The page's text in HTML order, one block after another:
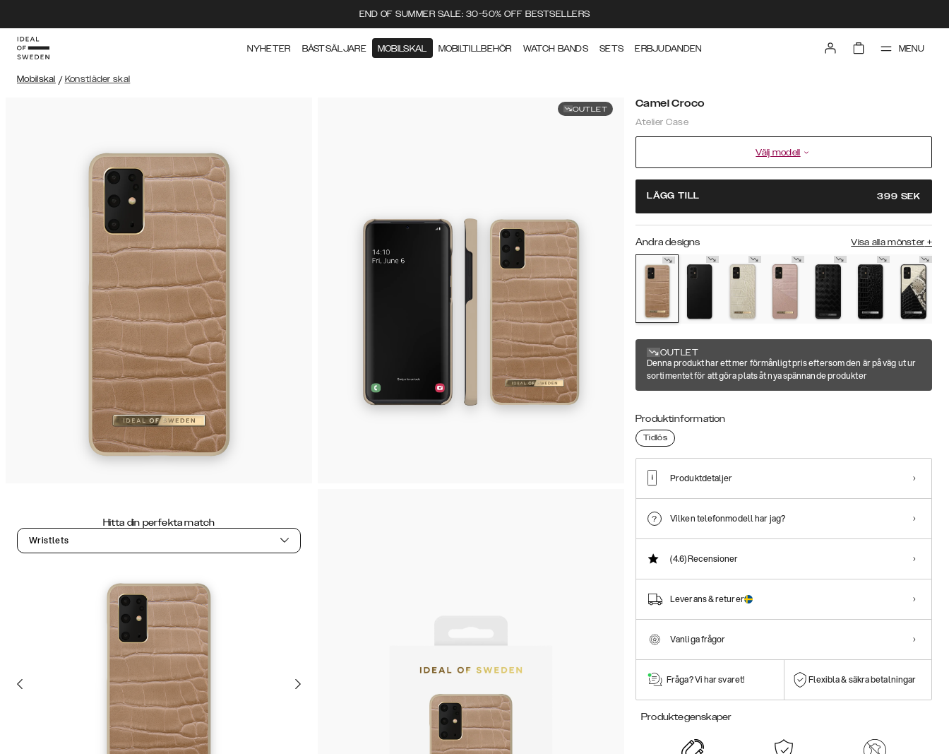
END OF SUMMER SALE: 30-50% OFF BESTSELLERS
NYHETER BÄSTSÄLJARE MOBILSKAL MOBILTILLBEHÖR WATCH BANDS SETS ERBJUDANDEN MENU
Mobilskal / Konstläder skal
OUTLET
Hitta din perfekta match
Wristlets
Camel Croco
Atelier Case
Välj modell
LÄGG TILL 399 SEK
Andra designs Visa alla mönster +
OUTLET
Denna produkt har ett mer förmånligt pris eftersom den är på väg ut ur
sortimentet för att göra plats åt nya spännande produkter
Produktinformation
Tidlös
Produktdetaljer
Vilken telefonmodell har jag?
(4.6)Recensioner
Leverans & returer
Vanliga frågor
Fråga? Vi har svaret! Flexibla & säkra betalningar
Produktegenskaper